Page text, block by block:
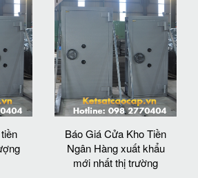
Báo Giá Cửa Kho Tiền
Ngân Hàng xuất khẩu
mới nhất thị trường